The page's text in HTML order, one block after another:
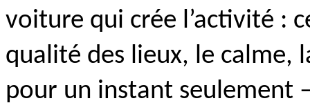
voiture qui crée l’activité :
qualité des lieux, le calme,
pour un instant seulement